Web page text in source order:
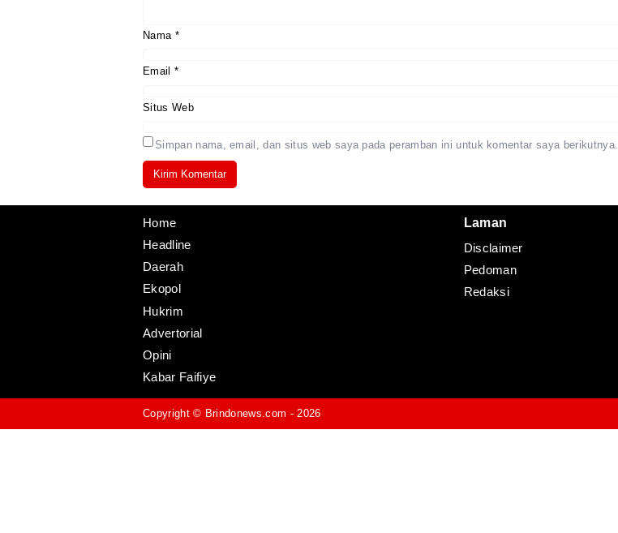
Nama *
Email *
Situs Web
Simpan nama, email, dan situs web saya pada peramban ini untuk komentar saya berikutnya.
Home
Headline
Daerah
Ekopol
Hukrim
Advertorial
Opini
Kabar Faifiye
Laman
Disclaimer
Pedoman
Redaksi
Copyright © Brindonews.com - 2026